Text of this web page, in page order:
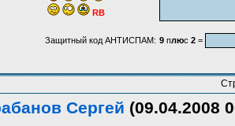
RB
Защитный код АНТИСПАМ: 9 плюс 2 =
Сергей (09.04.2008